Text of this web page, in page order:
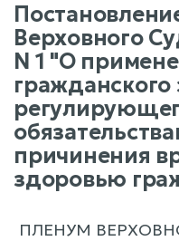
Верховного
N 1 "О
гражданского
причинения
здоровью
ПЛЕНУМ